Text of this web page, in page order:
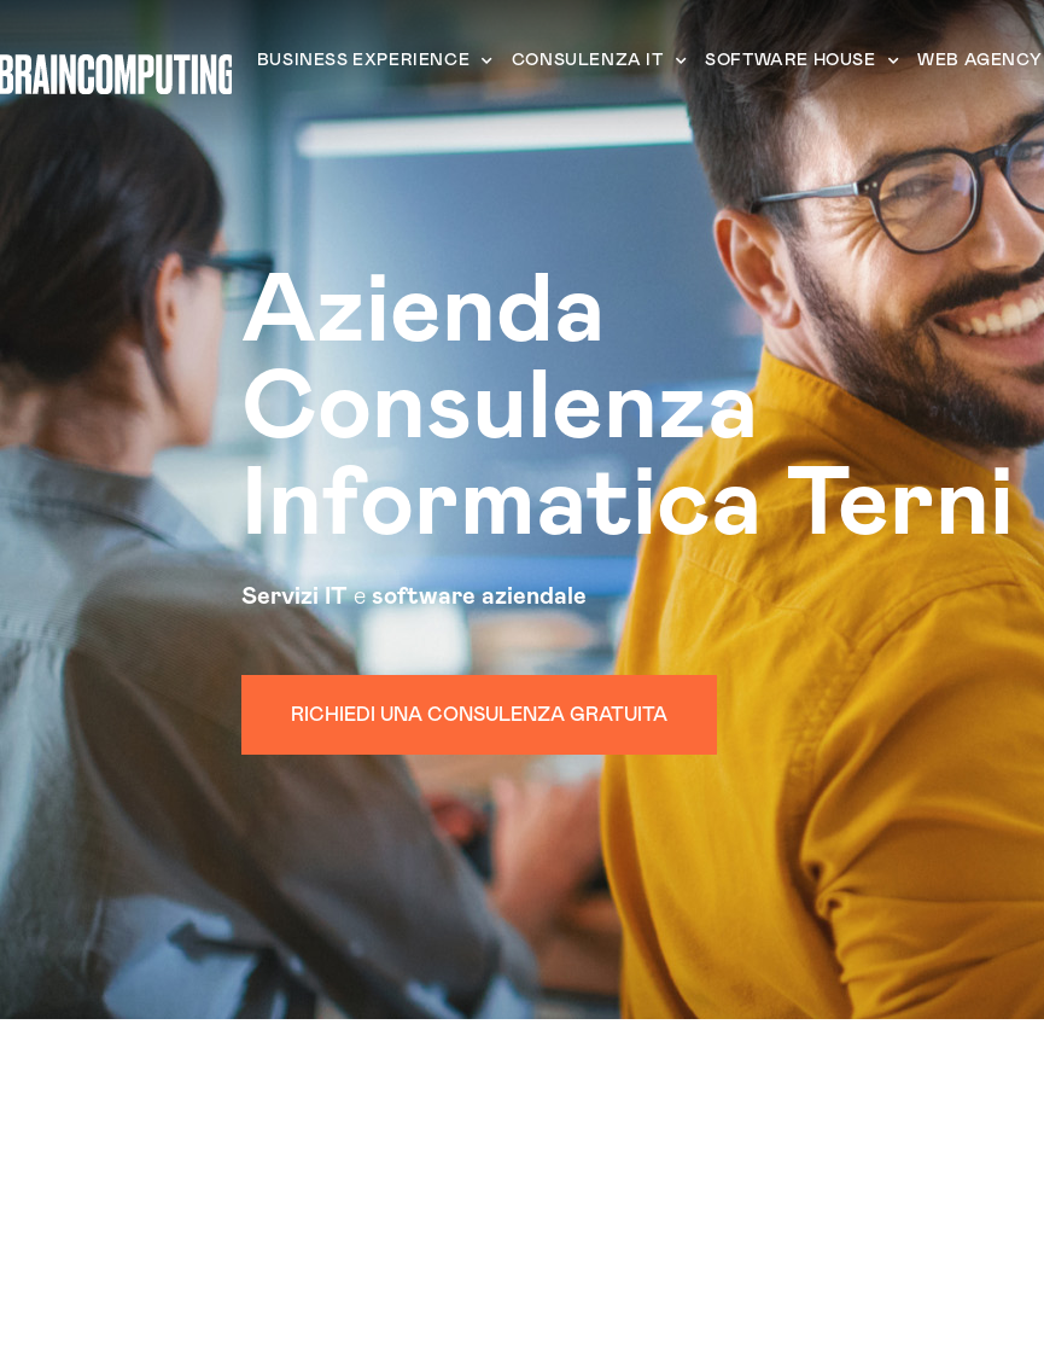
BUSINESS EXPERIENCE CONSULENZA IT SOFTWARE HOUSE WEB AGENCY
Azienda
Consulenza
Informatica Terni
Servizi ITesoftware aziendale
RICHIEDI UNA CONSULENZA GRATUITA